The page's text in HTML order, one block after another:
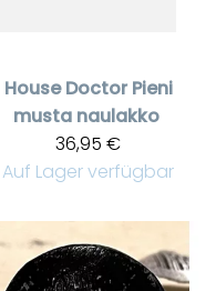
House Doctor Pieni
musta naulakko
36,95 €
Auf Lager verfügbar